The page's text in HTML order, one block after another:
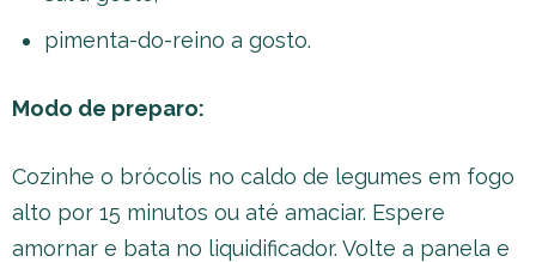
pimenta-do-reino a gosto.
Modo de preparo:
Cozinhe o brócolis no caldo de legumes em fogo
alto por 15 minutos ou até amaciar. Espere
amornar e bata no liquidificador. Volte a panela e